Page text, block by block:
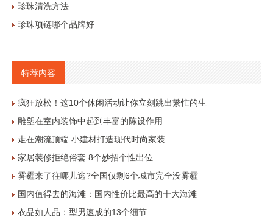
珍珠清洗方法
珍珠项链哪个品牌好
特荐内容
疯狂放松！这10个休闲活动让你立刻跳出繁忙的生
雕塑在室内装饰中起到丰富的陈设作用
走在潮流顶端 小建材打造现代时尚家装
家居装修拒绝俗套 8个妙招个性出位
雾霾来了往哪儿逃?全国仅剩6个城市完全没雾霾
国内值得去的海滩：国内性价比最高的十大海滩
衣品如人品：型男速成的13个细节